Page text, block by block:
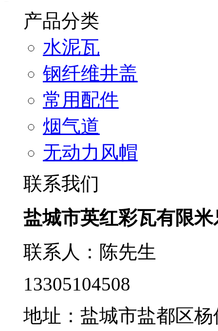
产品分类
水泥瓦
钢纤维井盖
常用配件
烟气道
无动力风帽
联系我们
盐城市英红彩瓦有限
联系人：陈先生
13305104508
地址：盐城市盐都区